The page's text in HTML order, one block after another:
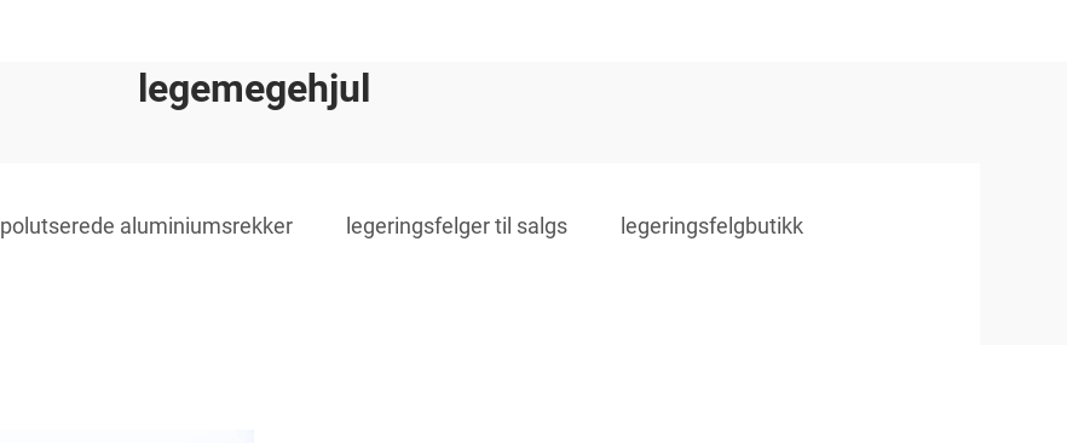
legemegehjul
polutserede aluminiumsrekker legeringsfelger til salgs legeringsfelgbutikk